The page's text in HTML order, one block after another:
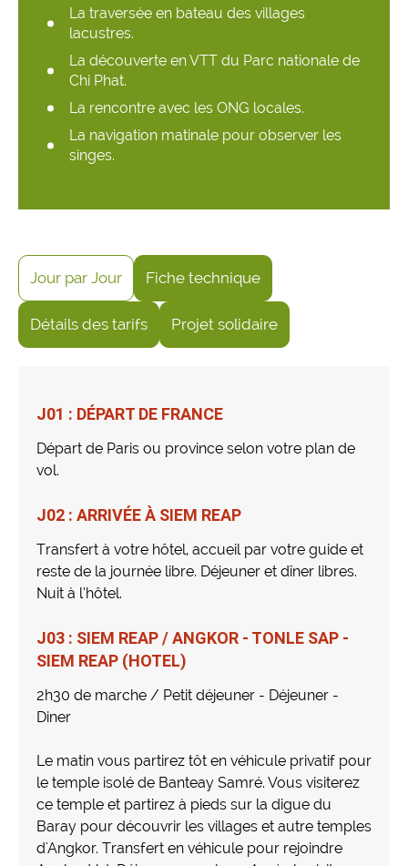
La traversée en bateau des villages
lacustres.
La découverte en VTT du Parc nationale de
Chi Phat.
La rencontre avec les ONG locales.
La navigation matinale pour observer les
singes.
Jour par Jour Fiche technique
Détails des tarifs Projet solidaire
J01 : DÉPART DE FRANCE
Départ de Paris ou province selon votre plan de
vol.
J02 : ARRIVÉE À SIEM REAP
Transfert à votre hôtel, accueil par votre guide et
reste de la journée libre. Déjeuner et dîner libres.
Nuit à l’hôtel.
J03 : SIEM REAP / ANGKOR - TONLE SAP -
SIEM REAP (HOTEL)
2h30 de marche / Petit déjeuner - Déjeuner -
Diner
Le matin vous partirez tôt en véhicule privatif pour
le temple isolé de Banteay Samré. Vous visiterez
ce temple et partirez à pieds sur la digue du
Baray pour découvrir les villages et autre temples
d'Angkor. Transfert en véhicule pour rejoindre